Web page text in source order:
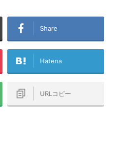
Share
Hatena
URLコピー